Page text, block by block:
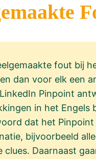
fout bij
dan voor elk een
Pinpoint
in het Engels
dat het Pinpoint
bijvoorbeeld
clues. Daarnaast